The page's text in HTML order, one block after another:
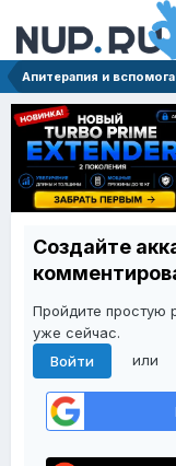
Апитерапия и
Создайте
Пройдите простую
уже сейчас.
Войти
или